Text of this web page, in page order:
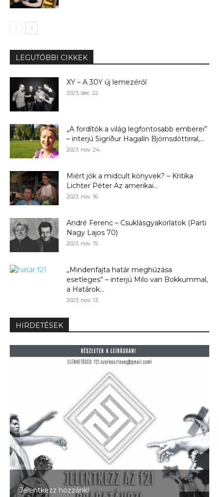
LEGUTÓBBI CIKKEK
XY – A 30Y új lemezéről
2023. dec. 22.
„A fordítók a világ legfontosabb emberei”
– interjú Sigríður Hagalín Björnsdóttirral,...
2023. nov. 24.
Miért jók a midcult könyvek? – Kritika
Lichter Péter Az amerikai...
2023. nov. 16.
André Ferenc – Csuklásgyakorlatok (Parti
Nagy Lajos 70)
2023. nov. 15.
„Mindenfajta határ meghúzása
esetleges” – interjú Milo van Bokkummal,
a Határok...
2023. nov. 13.
HIRDETÉSEK
A kovászos kenyérsztori egyenesen a sütőből